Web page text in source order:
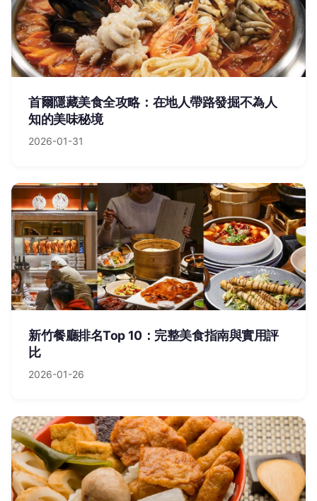
首爾隱藏美食全攻略：在地人帶路發掘不為人
知的美味秘境
2026-01-31
新竹餐廳排名Top 10：完整美食指南與實用評
比
2026-01-26